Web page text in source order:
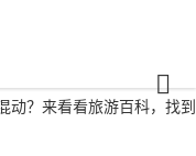
龙凯时888
动？来看看旅游百科，找到